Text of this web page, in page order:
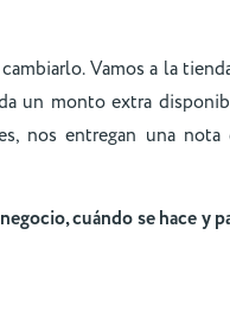
Vamos a la
un monto extra
nos entregan una nota
cuándo se hace y